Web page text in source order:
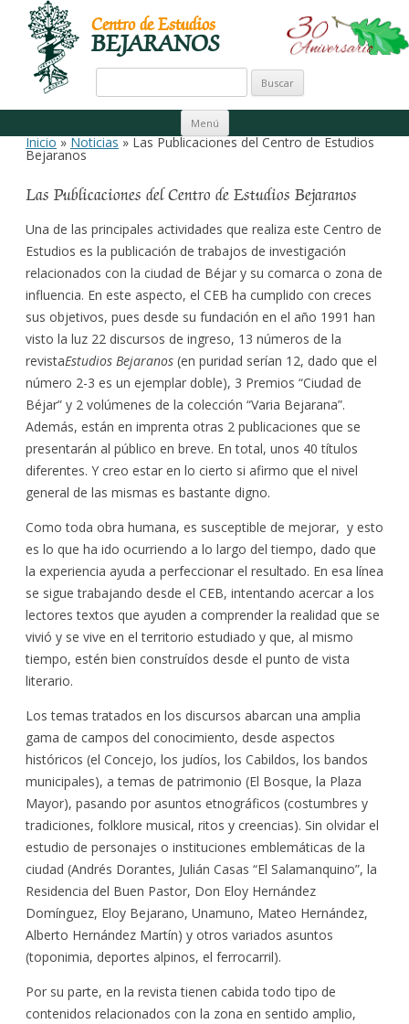
Centro de Estudios
BEJARANOS
Buscar:
Menú
Ir al contenido
Inicio»Noticias» Las Publicaciones del Centro de Estudios
Bejaranos
Las Publicaciones del Centro de Estudios Bejaranos
Una de las principales actividades que realiza este Centro de
Estudios es la publicación de trabajos de investigación
relacionados con la ciudad de Béjar y su comarca o zona de
influencia. En este aspecto, el CEB ha cumplido con creces
sus objetivos, pues desde su fundación en el año 1991 han
visto la luz 22 discursos de ingreso, 13 números de la
revistaEstudios Bejaranos (en puridad serían 12, dado que el
número 2-3 es un ejemplar doble), 3 Premios “Ciudad de
Béjar” y 2 volúmenes de la colección “Varia Bejarana”.
Además, están en imprenta otras 2 publicaciones que se
presentarán al público en breve. En total, unos 40 títulos
diferentes. Y creo estar en lo cierto si afirmo que el nivel
general de las mismas es bastante digno.
Como toda obra humana, es susceptible de mejorar, y esto
es lo que ha ido ocurriendo a lo largo del tiempo, dado que
la experiencia ayuda a perfeccionar el resultado. En esa línea
se sigue trabajando desde el CEB, intentando acercar a los
lectores textos que ayuden a comprender la realidad que se
vivió y se vive en el territorio estudiado y que, al mismo
tiempo, estén bien construídos desde el punto de vista
literario.
Los temas tratados en los discursos abarcan una amplia
gama de campos del conocimiento, desde aspectos
históricos (el Concejo, los judíos, los Cabildos, los bandos
municipales), a temas de patrimonio (El Bosque, la Plaza
Mayor), pasando por asuntos etnográficos (costumbres y
tradiciones, folklore musical, ritos y creencias). Sin olvidar el
estudio de personajes o instituciones emblemáticas de la
ciudad (Andrés Dorantes, Julián Casas “El Salamanquino”, la
Residencia del Buen Pastor, Don Eloy Hernández
Domínguez, Eloy Bejarano, Unamuno, Mateo Hernández,
Alberto Hernández Martín) y otros variados asuntos
(toponimia, deportes alpinos, el ferrocarril).
Por su parte, en la revista tienen cabida todo tipo de
contenidos relacionados con la zona en sentido amplio,